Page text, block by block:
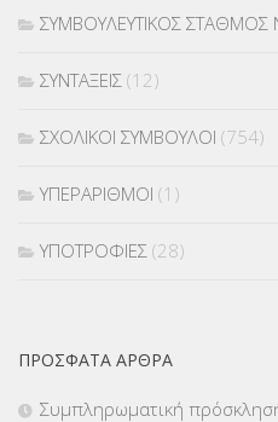
ΣΥΜΒΟΥΛΕΥΤΙΚΟΣ ΣΤΑΘΜΟΣ
ΣΥΝΤΑΞΕΙΣ (12)
ΣΧΟΛΙΚΟΙ ΣΥΜΒΟΥΛΟΙ (754)
ΥΠΕΡΑΡΙΘΜΟΙ (1)
ΥΠΟΤΡΟΦΙΕΣ (28)
Χωρίς κατηγορία
ΠΡΌΣΦΑΤΑ ΆΡΘΡΑ
Συμπληρωματική